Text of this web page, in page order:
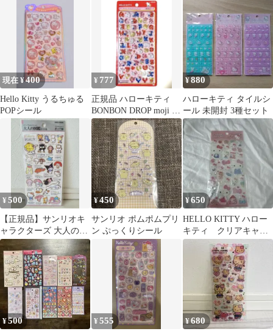
ンリオ
現在 ¥400
Hello Kitty うるちゅる
POPシール
¥ 777
正規品 ハローキティ
BONBON DROP moji 新
品 送料無料
¥880
ハローキティ タイルシ
ール 未開封 3種セット
¥500
【正規品】サンリオキ
ャラクターズ 大人の図
鑑シール ポップ編 カミ
オジャパン
¥450
サンリオ ポムポムプリ
ン ぷっくりシール
¥650
HELLO KITTY ハロー
キティ クリアキャン
ディシール 新品
¥500 ¥555 ¥680